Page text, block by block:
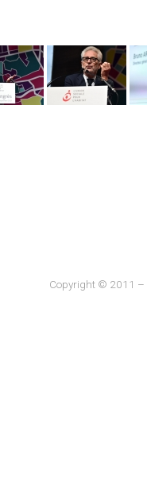
Copyright © 2011 –